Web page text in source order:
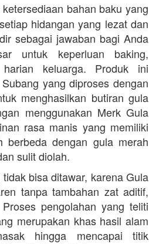
bahan baku yang
hidangan yang lezat dan
sebagai jawaban bagi Anda
untuk keperluan baking,
keluarga. Produk ini
yang diproses dengan
menghasilkan butiran gula
menggunakan Merk Gula
rasa manis yang memiliki
berbeda dengan gula merah
sulit diolah.
bisa ditawar, karena Gula
tanpa tambahan zat aditif,
pengolahan yang teliti
merupakan khas hasil alam
hingga mencapai titik